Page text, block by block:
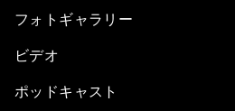
フォトギャラリー
ビデオ
ポッドキャスト